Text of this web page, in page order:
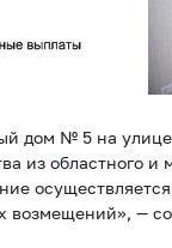
дом № 5 на
из областного и
—